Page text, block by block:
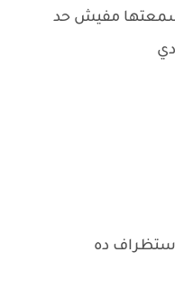
سمعتها مفيش حد
دي
ده